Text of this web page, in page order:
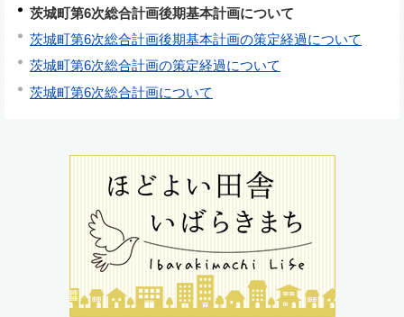
茨城町第6次総合計画後期基本計画について
茨城町第6次総合計画後期基本計画の策定経過について
茨城町第6次総合計画の策定経過について
茨城町第6次総合計画について